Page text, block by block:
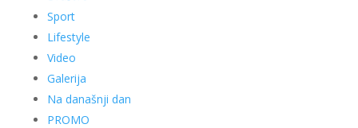
Sport
Lifestyle
Video
Galerija
Na današnji dan
PROMO